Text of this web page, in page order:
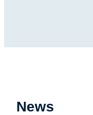
News